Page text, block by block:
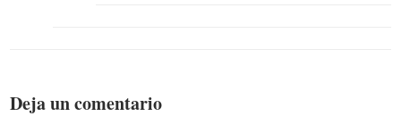
Deja un comentario